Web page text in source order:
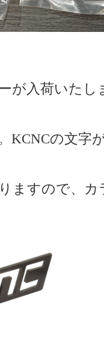
が入荷いた
KCNCの文字
ますので、